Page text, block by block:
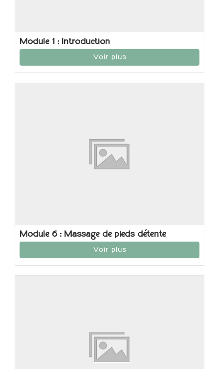
Module 1 : Introduction
Voir plus
Module 6 : Massage de pieds détente
Voir plus